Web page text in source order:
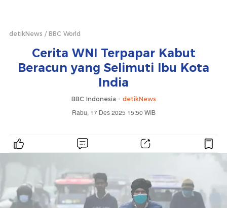
detikNews BBC World
Cerita WNI Terpapar Kabut
Beracun yang Selimuti Ibu Kota
India
BBC Indonesia - detikNews
Rabu, 17 Des 2025 15:50 WIB